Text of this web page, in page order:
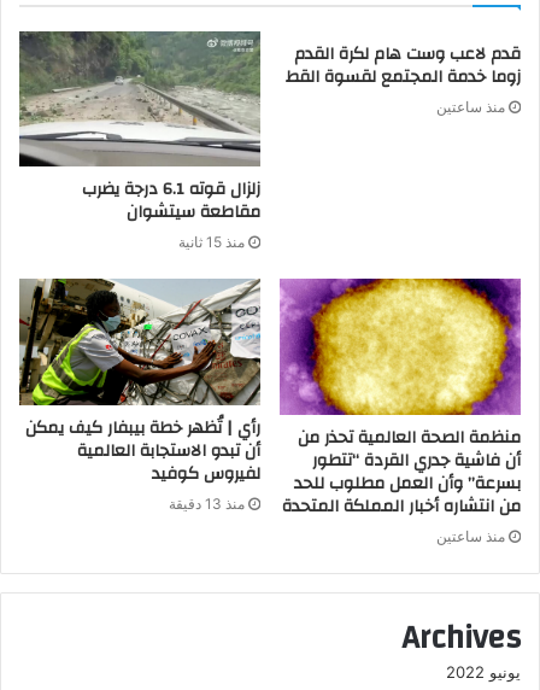
قدم لاعب وست هام لكرة القدم
زوما خدمة المجتمع لقسوة القط
منذ ساعتين
زلزال قوته 6.1 درجة يضرب
مقاطعة سيتشوان
منذ 15 ثانية
منظمة الصحة العالمية تحذر من
أن فاشية جدري القردة “تتطور
بسرعة” وأن العمل مطلوب للحد
من انتشاره أخبار المملكة المتحدة
منذ ساعتين
رأي | تُظهر خطة بيبفار كيف يمكن
أن تبدو الاستجابة العالمية
لفيروس كوفيد
منذ 13 دقيقة
Archives
يونيو 2022